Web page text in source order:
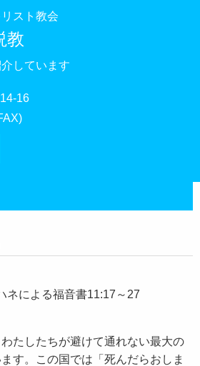
スト教会
教
しています
16
ネによる福音書11:17～27
たしたちが避けて通れない最大の
す。この国では「死んだらおしま